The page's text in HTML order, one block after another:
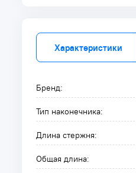
Характеристики
Бренд:
Тип наконечника:
Длина стержня:
Общая длина: